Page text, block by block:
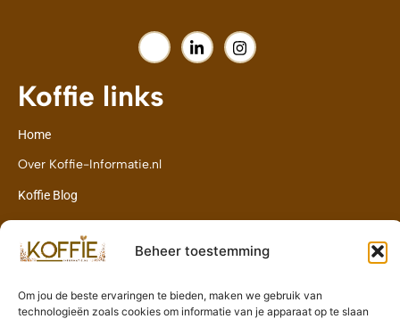
Beheer toestemming
Om jou de beste ervaringen te bieden, maken we gebruik van
technologieën zoals cookies om informatie van je apparaat op te slaan
Koffie links
Home
Over Koffie-Informatie.nl
Koffie Blog
Contact
info@koffie-informatie.nl